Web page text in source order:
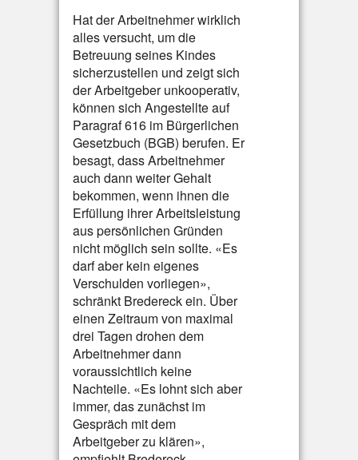
Hat der Arbeitnehmer wirklich
alles versucht, um die
Betreuung seines Kindes
sicherzustellen und zeigt sich
der Arbeitgeber unkooperativ,
können sich Angestellte auf
Paragraf 616 im Bürgerlichen
Gesetzbuch (BGB) berufen. Er
besagt, dass Arbeitnehmer
auch dann weiter Gehalt
bekommen, wenn ihnen die
Erfüllung ihrer Arbeitsleistung
aus persönlichen Gründen
nicht möglich sein sollte. «Es
darf aber kein eigenes
Verschulden vorliegen»,
schränkt Bredereck ein. Über
einen Zeitraum von maximal
drei Tagen drohen dem
Arbeitnehmer dann
voraussichtlich keine
Nachteile. «Es lohnt sich aber
immer, das zunächst im
Gespräch mit dem
Arbeitgeber zu klären»,